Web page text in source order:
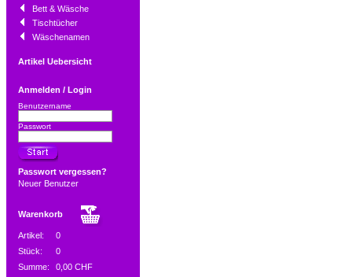
Bett & Wäsche
Tischtücher
Wäschenamen
Artikel Uebersicht
Anmelden / Login
Benutzername
Passwort
Passwort vergessen?
Neuer Benutzer
Warenkorb
Artikel:
0
Stück:
0
Summe:
0,00 CHF